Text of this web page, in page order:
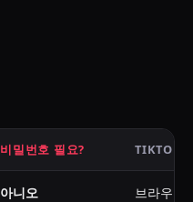
비밀번호 필요? TIKTOK
아니오 브라우저